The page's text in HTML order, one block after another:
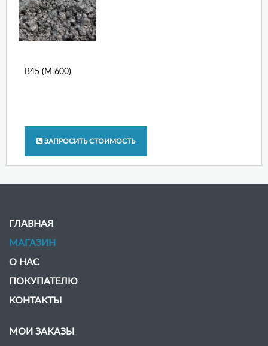
В45 (М 600)
ЗАПРОСИТЬ СТОИМОСТЬ
ГЛАВНАЯ
МАГАЗИН
О НАС
ПОКУПАТЕЛЮ
КОНТАКТЫ
МОИ ЗАКАЗЫ